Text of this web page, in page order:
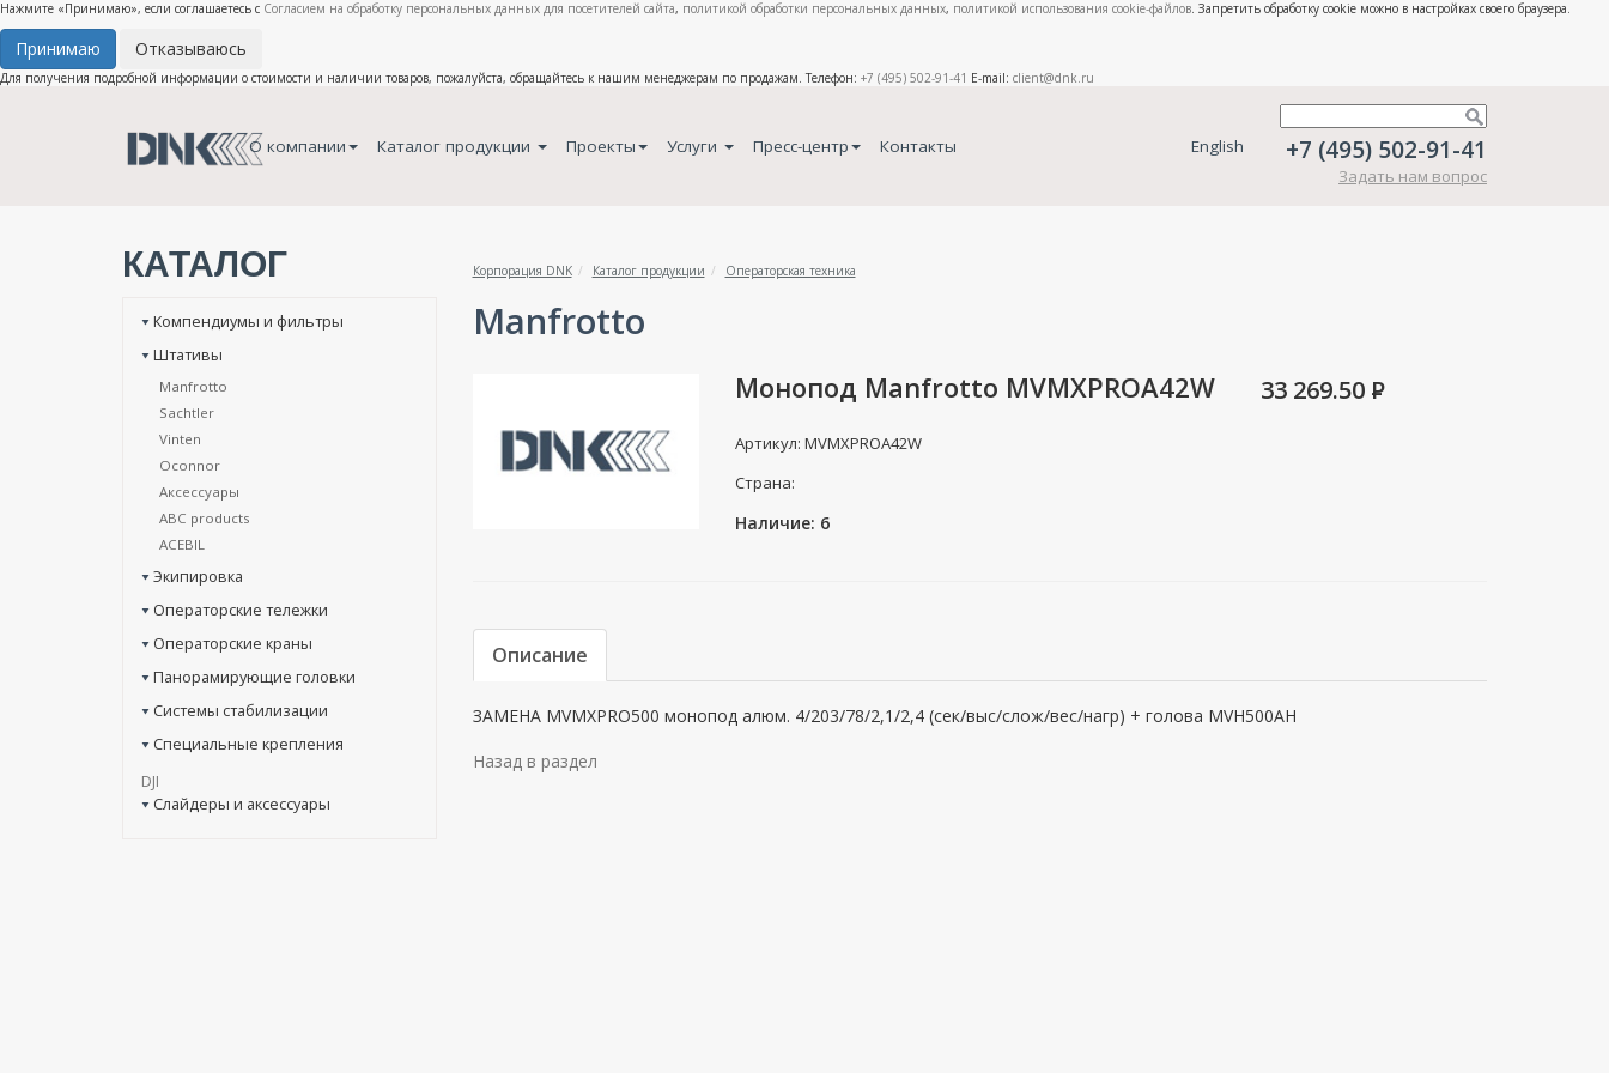
Нажмите «Принимаю», если соглашаетесь с Согласием на обработку персональных данных для посетителей сайта, политикой обработки персональных данных, политикой использования cookie-файлов. Запретить обработку cookie можно в настройках своего браузера.
Принимаю Отказываюсь
Для получения подробной информации о стоимости и наличии товаров, пожалуйста, обращайтесь к нашим менеджерам по продажам. Телефон: +7 (495) 502-91-41 E-mail: client@dnk.ru
О компании Каталог продукции Проекты Услуги Пресс-центр Контакты English +7 (495) 502-91-41
Задать нам вопрос
КАТАЛОГ Корпорация DNK Каталог продукции Операторская техника
Компендиумы и фильтры
Штативы
Manfrotto
Sachtler
Vinten
Oconnor
Аксессуары
ABC products
ACEBIL
Экипировка
Операторские тележки
Операторские краны
Панорамирующие головки
Системы стабилизации
Специальные крепления
DJI
Слайдеры и аксессуары
Manfrotto
Монопод Manfrotto MVMXPROA42W
Артикул: MVMXPROA42W
Страна:
Наличие: 6
33 269.50 P
Описание
ЗАМЕНА MVMXPRO500 монопод алюм. 4/203/78/2,1/2,4 (сек/выс/слож/вес/нагр) + голова MVH500AH
Назад в раздел